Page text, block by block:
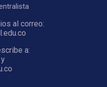
al correo:
a: